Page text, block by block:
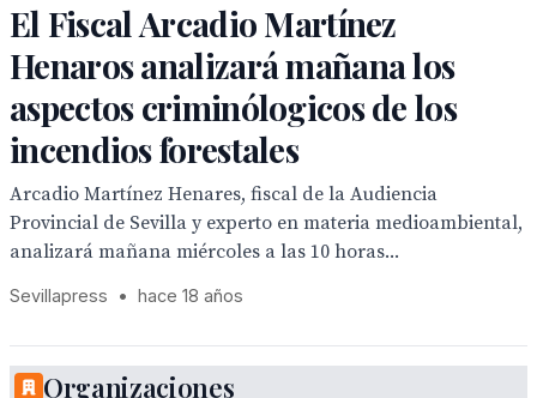
El Fiscal Arcadio Martínez
Henaros analizará mañana los
aspectos criminólogicos de los
incendios forestales
Arcadio Martínez Henares, fiscal de la Audiencia
Provincial de Sevilla y experto en materia medioambiental,
analizará mañana miércoles a las 10 horas...
Sevillapress • hace 18 años
Organizaciones